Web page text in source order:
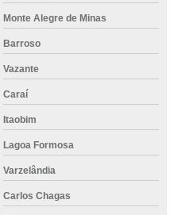
Monte Alegre de Minas
Barroso
Vazante
Caraí
Itaobim
Lagoa Formosa
Varzelândia
Carlos Chagas